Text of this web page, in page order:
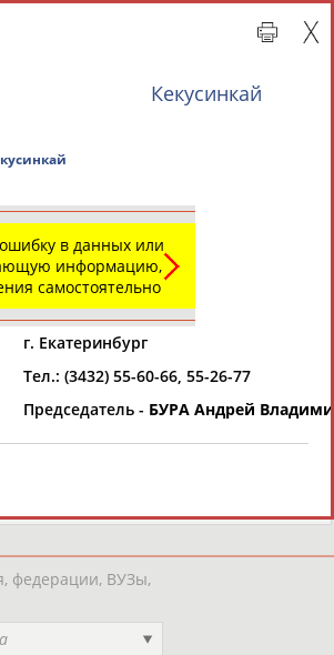
материалов
спортивные организации
организации
другой тип организаций
Кекусинкай
кекусинкай
в данных или
информацию,
самостоятельно
г. Екатеринбург
Тел.: (3432) 55-60-66, 55-26-77
Председатель - БУРА Андрей